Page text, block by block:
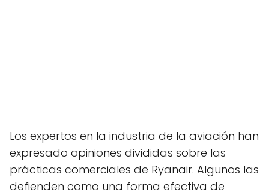
Los expertos en la industria de la aviación han
expresado opiniones divididas sobre las
prácticas comerciales de Ryanair. Algunos las
defienden como una forma efectiva de